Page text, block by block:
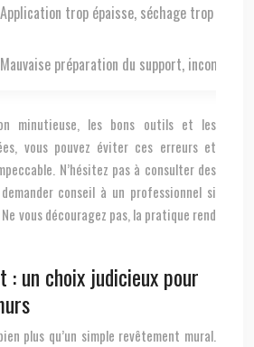
Application trop épaisse, séchage trop
Mauvaise préparation du support,
minutieuse, les bons outils et les
vous pouvez éviter ces erreurs et
N’hésitez pas à consulter des
conseil à un professionnel si
vous découragez pas, la pratique rend
: un choix judicieux pour
plus qu’un simple revêtement mural.